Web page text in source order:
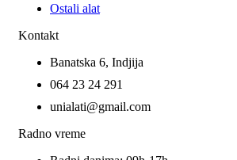
Ostali alat
Kontakt
Banatska 6, Indjija
064 23 24 291
unialati@gmail.com
Radno vreme